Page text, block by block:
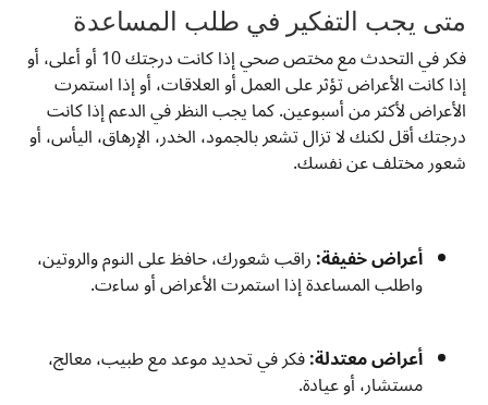
متى يجب التفكير في طلب المساعدة
فكر في التحدث مع مختص صحي إذا كانت درجتك 10 أو أعلى، أو
إذا كانت الأعراض تؤثر على العمل أو العلاقات، أو إذا استمرت
الأعراض لأكثر من أسبوعين. كما يجب النظر في الدعم إذا كانت
درجتك أقل لكنك لا تزال تشعر بالجمود، الخدر، الإرهاق، اليأس، أو
شعور مختلف عن نفسك.
أعراض خفيفة:راقب شعورك، حافظ على النوم والروتين،
واطلب المساعدة إذا استمرت الأعراض أو ساءت.
أعراض معتدلة:فكر في تحديد موعد مع طبيب، معالج،
مستشار، أو عيادة.